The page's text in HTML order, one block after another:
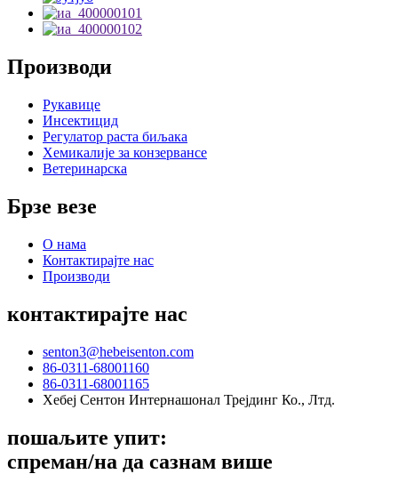
Производи
Рукавице
Инсектицид
Регулатор раста биљака
Хемикалије за конзервансе
Ветеринарска
Брзе везе
О нама
Контактирајте нас
Производи
контактирајте нас
senton3@hebeisenton.com
86-0311-68001160
86-0311-68001165
Хебеј Сентон Интернашонал Трејдинг Ко., Лтд.
пошаљите упит:
спреман/на да сазнам више